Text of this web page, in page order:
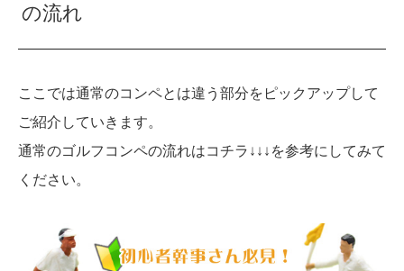
の流れ
ここでは通常のコンペとは違う部分をピックアップして
ご紹介していきます。
通常のゴルフコンペの流れはコチラ↓↓↓を参考にしてみて
ください。